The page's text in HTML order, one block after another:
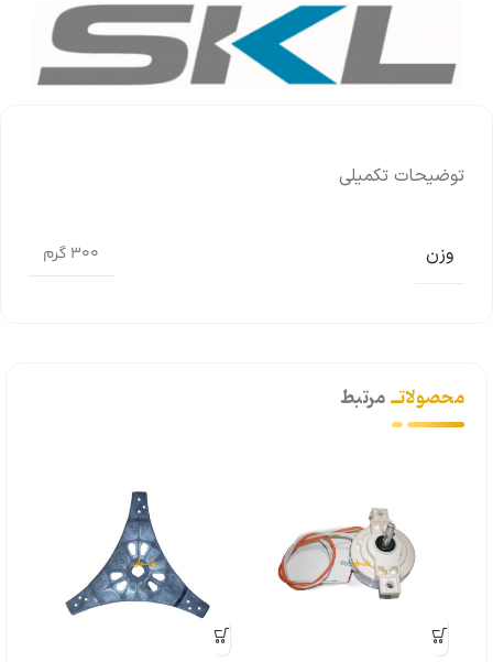
توضیحات تکمیلی
وزن 300 گرم
محصولاتــمرتبط